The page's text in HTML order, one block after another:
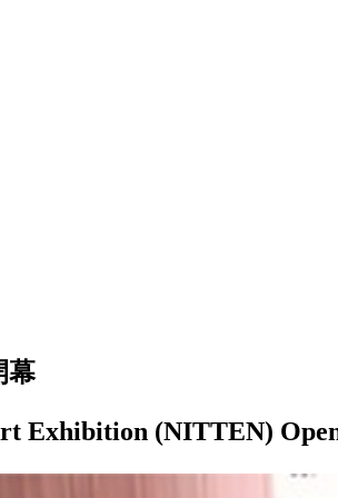
幕
Exhibition (NITTEN)